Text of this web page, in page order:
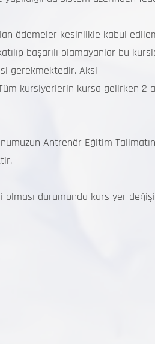
ödemeler kesinlikle kabul
başarılı olamayanlar bu
gerekmektedir. Aksi
kursiyerlerin kursa gelirken 2
Antrenör Eğitim
durumunda kurs yer